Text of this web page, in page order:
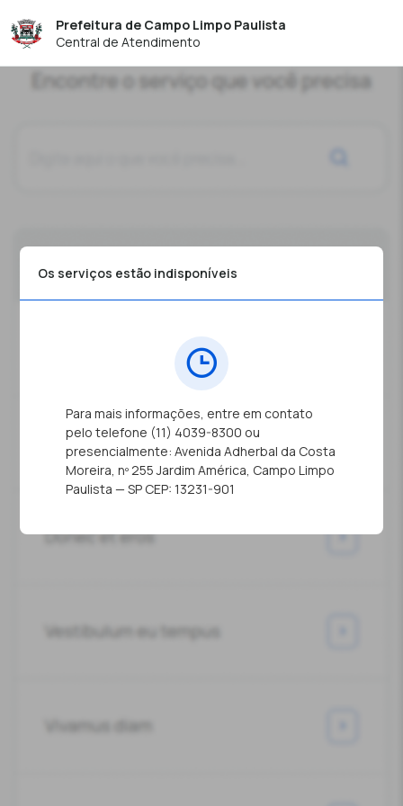
Prefeitura de Campo Limpo Paulista
Central de Atendimento
Os serviços estão indisponíveis
Para mais informações, entre em contato
pelo telefone (11) 4039-8300 ou
presencialmente: Avenida Adherbal da Costa
Moreira, nº 255 Jardim América, Campo Limpo
Paulista — SP CEP: 13231-901